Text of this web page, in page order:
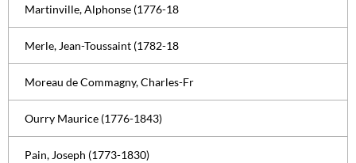
Martinville, Alphonse (1776-18
Merle, Jean-Toussaint (1782-18
Moreau de Commagny, Charles-Fr
Ourry Maurice (1776-1843)
Pain, Joseph (1773-1830)